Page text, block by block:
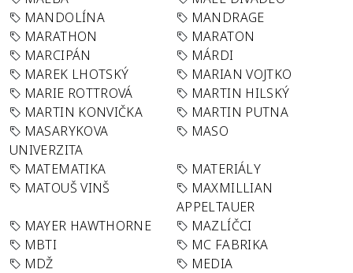
MANDOLÍNA
MANDRAGE
MARATHON
MARATON
MARCIPÁN
MÁRDI
MAREK LHOTSKÝ
MARIAN VOJTKO
MARIE ROTTROVÁ
MARTIN HILSKÝ
MARTIN KONVIČKA
MARTIN PUTNA
MASARYKOVA
UNIVERZITA
MASO
MATEMATIKA
MATERIÁLY
MATOUŠ VINŠ
MAXMILLIAN
APPELTAUER
MAYER HAWTHORNE
MAZLÍČCI
MBTI
MC FABRIKA
MDŽ
MEDIA